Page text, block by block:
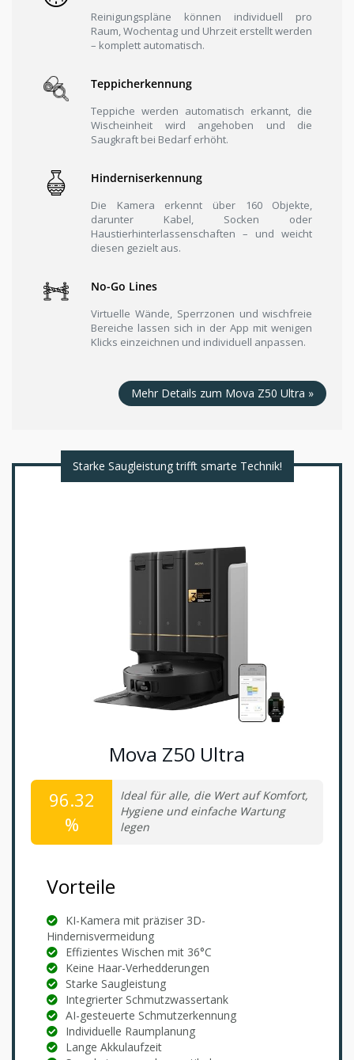
Reinigungspläne können individuell pro
Raum, Wochentag und Uhrzeit erstellt werden
– komplett automatisch.
Teppicherkennung
Teppiche werden automatisch erkannt, die
Wischeinheit wird angehoben und die
Saugkraft bei Bedarf erhöht.
Hinderniserkennung
Die Kamera erkennt über 160 Objekte,
darunter Kabel, Socken oder
Haustierhinterlassenschaften – und weicht
diesen gezielt aus.
No-Go Lines
Virtuelle Wände, Sperrzonen und wischfreie
Bereiche lassen sich in der App mit wenigen
Klicks einzeichnen und individuell anpassen.
Mehr Details zum Mova Z50 Ultra »
Starke Saugleistung trifft smarte Technik!
Mova Z50 Ultra
96.32
%
Ideal für alle, die Wert auf Komfort,
Hygiene und einfache Wartung
legen
Vorteile
KI-Kamera mit präziser 3D-
Hindernisvermeidung
Effizientes Wischen mit 36°C
Keine Haar-Verhedderungen
Starke Saugleistung
Integrierter Schmutzwassertank
AI-gesteuerte Schmutzerkennung
Individuelle Raumplanung
Lange Akkulaufzeit